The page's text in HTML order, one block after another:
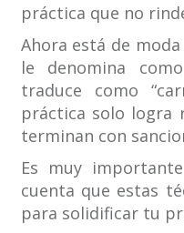
práctica que no
Ahora está de
le denomina
traduce como
práctica solo logra
terminan con
Es muy
cuenta que estas
para solidificar tu